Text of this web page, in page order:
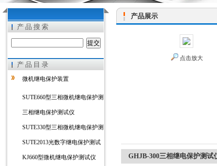
上海徐吉电气有限公司
产品搜索
产品目录
微机继电保护装置
SUTE660型三相微机继电保护测
三相继电保护测试仪
SUTE330型三相微机继电保护测
SUTE2013光数字继电保护测试
KJ660型微机继电保护测试仪
产品展示
点击放大
GHJB-300三相继电保护测试